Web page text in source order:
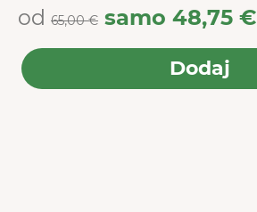
od 65,00 € samo 48,75 €
Dodaj